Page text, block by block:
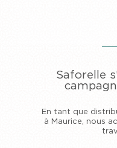
Saforelle
En tant que
à Maurice, nous